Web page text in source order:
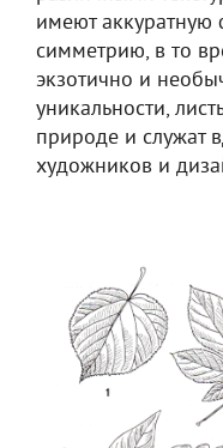
имеют аккуратную
симметрию, в то
экзотично и
уникальности,
природе и служат
художников и